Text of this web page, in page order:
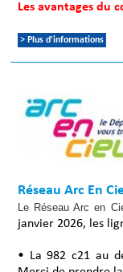
Les avantages du
> Plus d'informations
Réseau Arc En
Le Réseau Arc en
janvier 2026, les
• La 982 c21 au